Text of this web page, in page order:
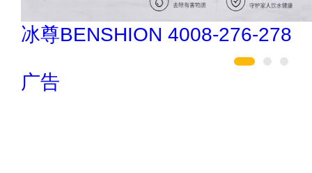
欧陆OULU 0760-23220123
广告